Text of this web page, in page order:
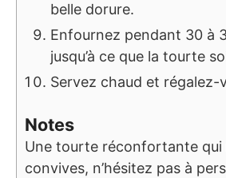
belle dorure.
Enfournez pendant 30 à
jusqu’à ce que la tourte
Servez chaud et régalez-
Notes
Une tourte réconfortante qui
convives, n’hésitez pas à